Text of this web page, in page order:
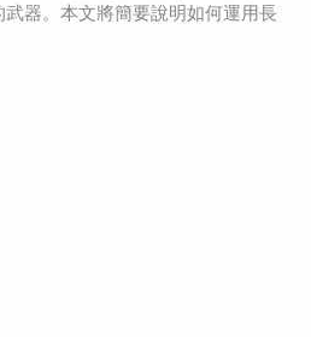
器。本文將簡要說明如何運用長